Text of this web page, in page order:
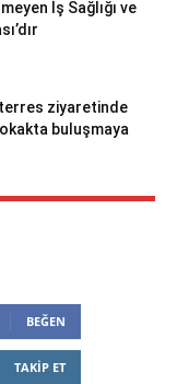
İş Sağlığı ve
ziyaretinde
buluşmaya
BEĞEN
TAKIP ET